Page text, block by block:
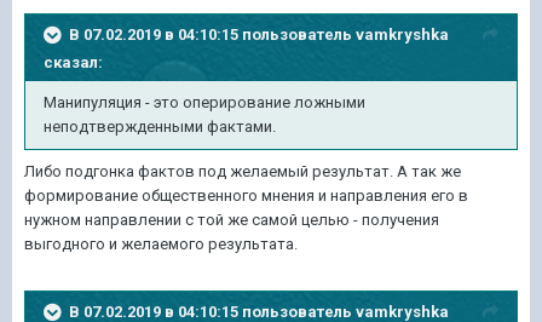
В 07.02.2019 в 04:10:15 пользователь vamkryshka
сказал:
Манипуляция - это оперирование ложными
неподтвержденными фактами.
Либо подгонка фактов под желаемый результат. А так же
формирование общественного мнения и направления его в
нужном направлении с той же самой целью - получения
выгодного и желаемого результата.
В 07.02.2019 в 04:10:15 пользователь vamkryshka